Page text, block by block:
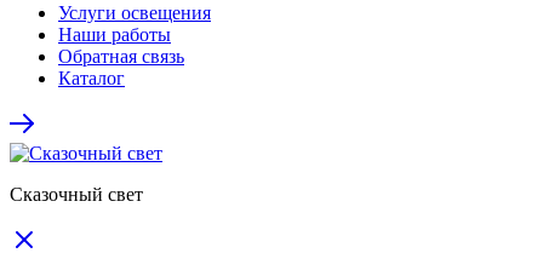
Услуги освещения
Наши работы
Обратная связь
Каталог
Сказочный свет